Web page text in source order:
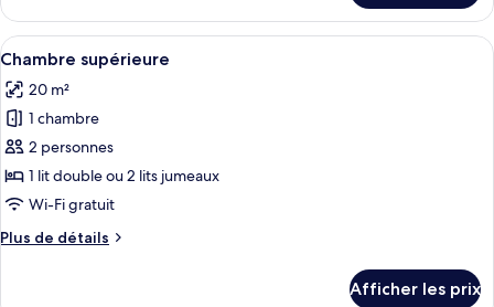
Chambre
Confort
Afficher
toutes
les
photos
pour
ce
type
chambre :
Une chambre d’hôtel moderne
5
Chambre supérieure
20 m²
1 chambre
2 personnes
1 lit double ou 2 lits jumeaux
Wi-Fi gratuit
Plus de détails
Plus
Afficher les prix